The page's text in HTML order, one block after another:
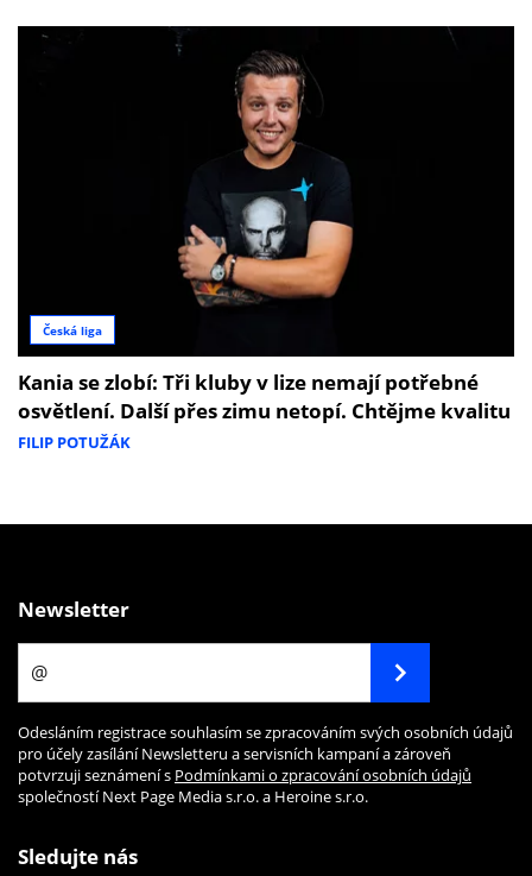
Česká liga
Kania se zlobí: Tři kluby v lize nemají potřebné
osvětlení. Další přes zimu netopí. Chtějme kvalitu
FILIP POTUŽÁK
Newsletter
Odesláním registrace souhlasím se zpracováním svých osobních údajů
pro účely zasílání Newsletteru a servisních kampaní a zároveň
potvrzuji seznámení s Podmínkami o zpracování osobních údajů
společností Next Page Media s.r.o. a Heroine s.r.o.
Sledujte nás